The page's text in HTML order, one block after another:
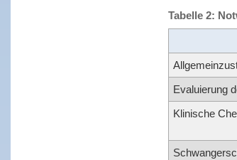
Tabelle 2:
Evaluierung
Klinische